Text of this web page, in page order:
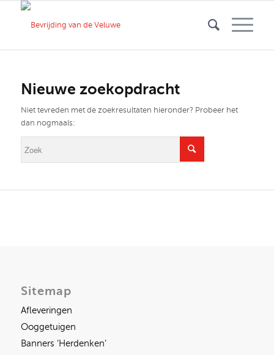
Nieuwe zoekopdracht
Niet tevreden met de zoekresultaten hieronder? Probeer het
dan nogmaals:
Sitemap
Afleveringen
Ooggetuigen
Banners ‘Herdenken’